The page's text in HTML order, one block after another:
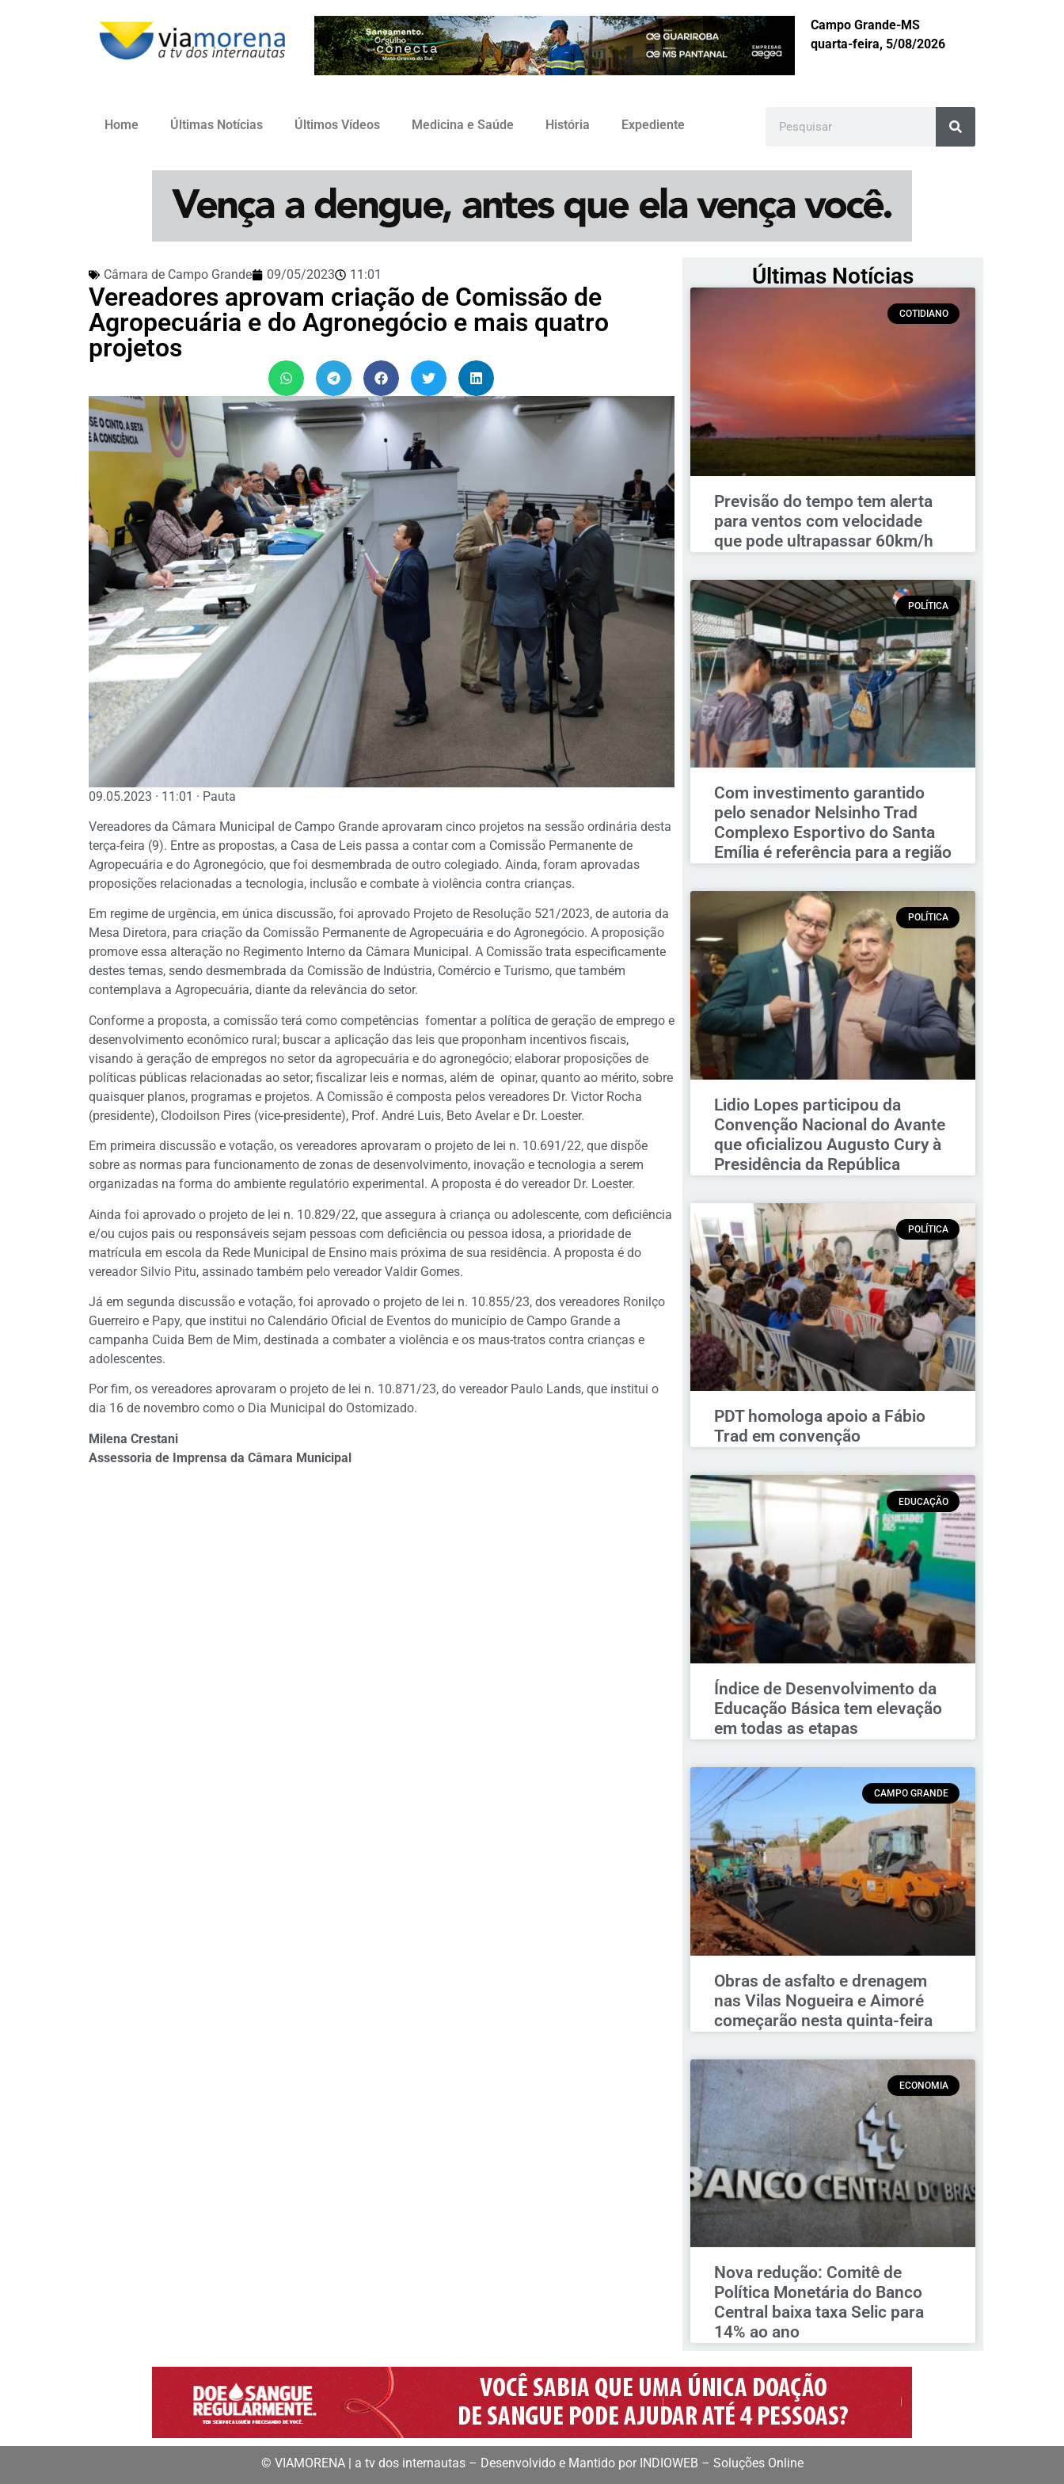
Campo Grande-MS
quarta-feira, 5/08/2026
Home Últimas Notícias Últimos Vídeos Medicina e Saúde História Expediente
Câmara de Campo Grande 09/05/2023 11:01
Vereadores aprovam criação de Comissão de
Agropecuária e do Agronegócio e mais quatro
projetos
09.05.2023 · 11:01 · Pauta
Vereadores da Câmara Municipal de Campo Grande aprovaram cinco projetos na sessão ordinária desta
terça-feira (9). Entre as propostas, a Casa de Leis passa a contar com a Comissão Permanente de
Agropecuária e do Agronegócio, que foi desmembrada de outro colegiado. Ainda, foram aprovadas
proposições relacionadas a tecnologia, inclusão e combate à violência contra crianças.
Em regime de urgência, em única discussão, foi aprovado Projeto de Resolução 521/2023, de autoria da
Mesa Diretora, para criação da Comissão Permanente de Agropecuária e do Agronegócio. A proposição
promove essa alteração no Regimento Interno da Câmara Municipal. A Comissão trata especificamente
destes temas, sendo desmembrada da Comissão de Indústria, Comércio e Turismo, que também
contemplava a Agropecuária, diante da relevância do setor.
Conforme a proposta, a comissão terá como competências fomentar a política de geração de emprego e
desenvolvimento econômico rural; buscar a aplicação das leis que proponham incentivos fiscais,
visando à geração de empregos no setor da agropecuária e do agronegócio; elaborar proposições de
políticas públicas relacionadas ao setor; fiscalizar leis e normas, além de opinar, quanto ao mérito, sobre
quaisquer planos, programas e projetos. A Comissão é composta pelos vereadores Dr. Victor Rocha
(presidente), Clodoilson Pires (vice-presidente), Prof. André Luis, Beto Avelar e Dr. Loester.
Em primeira discussão e votação, os vereadores aprovaram o projeto de lei n. 10.691/22, que dispõe
sobre as normas para funcionamento de zonas de desenvolvimento, inovação e tecnologia a serem
organizadas na forma do ambiente regulatório experimental. A proposta é do vereador Dr. Loester.
Ainda foi aprovado o projeto de lei n. 10.829/22, que assegura à criança ou adolescente, com deficiência
e/ou cujos pais ou responsáveis sejam pessoas com deficiência ou pessoa idosa, a prioridade de
matrícula em escola da Rede Municipal de Ensino mais próxima de sua residência. A proposta é do
vereador Silvio Pitu, assinado também pelo vereador Valdir Gomes.
Já em segunda discussão e votação, foi aprovado o projeto de lei n. 10.855/23, dos vereadores Ronilço
Guerreiro e Papy, que institui no Calendário Oficial de Eventos do município de Campo Grande a
campanha Cuida Bem de Mim, destinada a combater a violência e os maus-tratos contra crianças e
adolescentes.
Por fim, os vereadores aprovaram o projeto de lei n. 10.871/23, do vereador Paulo Lands, que institui o
dia 16 de novembro como o Dia Municipal do Ostomizado.
Milena Crestani
Assessoria de Imprensa da Câmara Municipal
Últimas Notícias
COTIDIANO
Previsão do tempo tem alerta
para ventos com velocidade
que pode ultrapassar 60km/h
POLÍTICA
Com investimento garantido
pelo senador Nelsinho Trad
Complexo Esportivo do Santa
Emília é referência para a região
POLÍTICA
Lidio Lopes participou da
Convenção Nacional do Avante
que oficializou Augusto Cury à
Presidência da República
POLÍTICA
PDT homologa apoio a Fábio
Trad em convenção
EDUCAÇÃO
Índice de Desenvolvimento da
Educação Básica tem elevação
em todas as etapas
CAMPO GRANDE
Obras de asfalto e drenagem
nas Vilas Nogueira e Aimoré
começarão nesta quinta-feira
ECONOMIA
Nova redução: Comitê de
Política Monetária do Banco
Central baixa taxa Selic para
14% ao ano
© VIAMORENA | a tv dos internautas – Desenvolvido e Mantido por INDIOWEB – Soluções Online